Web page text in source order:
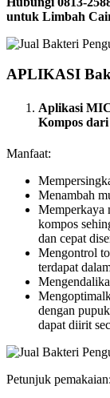
untuk Limbah
APLIKASI
Aplikasi
Kompos
Manfaat:
Menambah
Memperkaya
kompos
dan cepat
Mengontrol
terdapat
dengan
dapat diirit
Petunjuk pemakaian: